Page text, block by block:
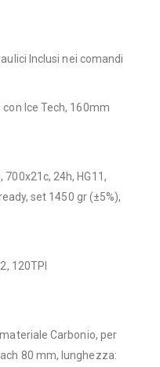
Inclusi nei comandi
Ice Tech, 160mm
24h, HG11,
set 1450 gr (±5%),
120TPI
Carbonio, per
80 mm, lunghezza: